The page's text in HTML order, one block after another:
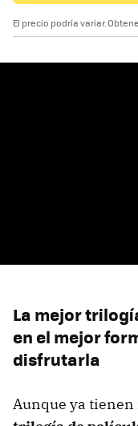
El precio podría variar.
La mejor
en el mejor
disfrutarla
Aunque ya tienen